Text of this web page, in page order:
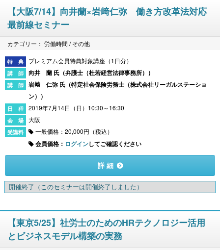
【大阪7/14】向井蘭×岩﨑仁弥 働き方改革法対応
最前線セミナー
カテゴリー： 労働時間 / その他
プレミアム会員特典対象講座（1日分）
向井 蘭 氏（弁護士（杜若経営法律事務所） ）
岩﨑 仁弥 氏（特定社会保険労務士（株式会社リーガルステーショ
ン） ）
2019年7月14日（日）10:30～16:30
大阪
一般価格：20,000円（税込）
会員価格： ログインしてご確認ください
詳 細
開催終了 （このセミナーは開催終了しました）
【東京5/25】社労士のためのHRテクノロジー活用
とビジネスモデル構築の実務